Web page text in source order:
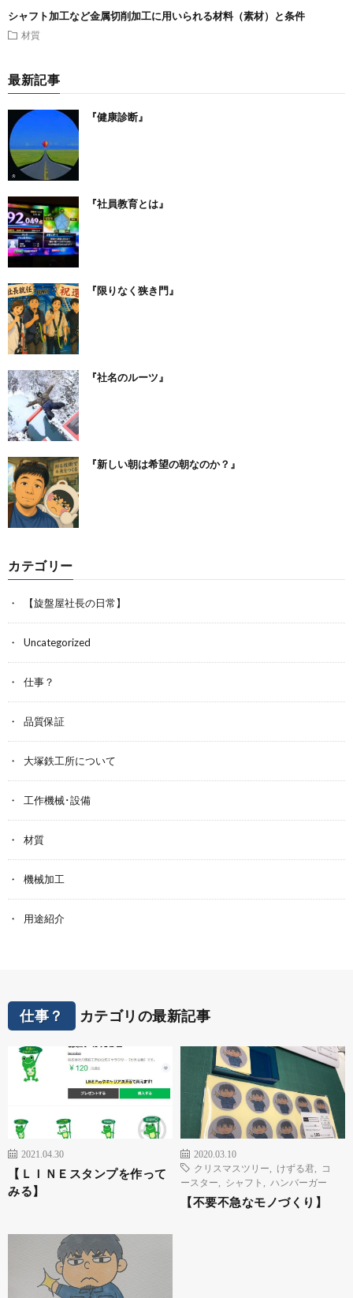
シャフト加工など金属切削加工に用いられる材料（素材）と条件
材質
最新記事
『健康診断』
『社員教育とは』
『限りなく狭き門』
『社名のルーツ』
『新しい朝は希望の朝なのか？』
カテゴリー
【旋盤屋社長の日常】
Uncategorized
仕事？
品質保証
大塚鉄工所について
工作機械･設備
材質
機械加工
用途紹介
仕事？ カテゴリの最新記事
2021.04.30
【ＬＩＮＥスタンプを作って
みる】
2020.03.10
クリスマスツリー
けずる君
コ
ースター
シャフト ハンバーガー
【不要不急なモノづくり】